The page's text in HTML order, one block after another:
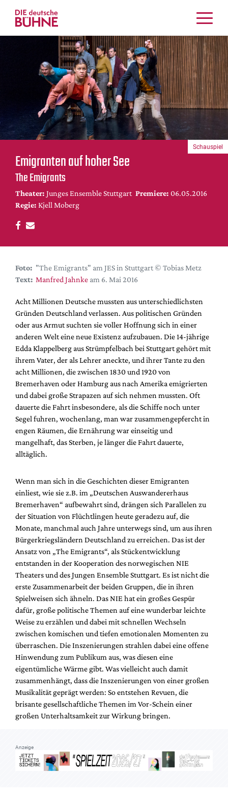
Schauspiel
Musiktheater
Crossover
Bühnenwelt
Festivals & Veranstaltungen
Menschen & Theater
Themen
Internationales
Nachrufe
DdB-map
Premierensuche
Festival-Planer
Hefte
Alle Hefte
Leseproben
Podcast
Service
Shop / Abo
Newsletter
Redaktion
Autor:innen
Partner
Suche
Emigranten auf hoher See
The Emigrants
Theater: Junges Ensemble Stuttgart Premiere: 06.05.2016
Regie: Kjell Moberg
Schauspiel
Foto: "The Emigrants" am JES in Stuttgart © Tobias Metz
Text: Manfred Jahnke am 6. Mai 2016
Acht Millionen Deutsche mussten aus unterschiedlichsten
Gründen Deutschland verlassen. Aus politischen Gründen
oder aus Armut suchten sie voller Hoffnung sich in einer
anderen Welt eine neue Existenz aufzubauen. Die 14-jährige
Edda Klappelberg aus Strümpfelbach bei Stuttgart gehört mit
ihrem Vater, der als Lehrer aneckte, und ihrer Tante zu den
acht Millionen, die zwischen 1830 und 1920 von
Bremerhaven oder Hamburg aus nach Amerika emigrierten
und dabei große Strapazen auf sich nehmen mussten. Oft
dauerte die Fahrt insbesondere, als die Schiffe noch unter
Segel fuhren, wochenlang, man war zusammengepfercht in
engen Räumen, die Ernährung war einseitig und
mangelhaft, das Sterben, je länger die Fahrt dauerte,
alltäglich.
Wenn man sich in die Geschichten dieser Emigranten
einliest, wie sie z.B. im „Deutschen Auswandererhaus
Bremerhaven“ aufbewahrt sind, drängen sich Parallelen zu
der Situation von Flüchtlingen heute geradezu auf, die
Monate, manchmal auch Jahre unterwegs sind, um aus ihren
Bürgerkriegsländern Deutschland zu erreichen. Das ist der
Ansatz von „The Emigrants“, als Stückentwicklung
entstanden in der Kooperation des norwegischen NIE
Theaters und des Jungen Ensemble Stuttgart. Es ist nicht die
erste Zusammenarbeit der beiden Gruppen, die in ihren
Spielweisen sich ähneln. Das NIE hat ein großes Gespür
dafür, große politische Themen auf eine wunderbar leichte
Weise zu erzählen und dabei mit schnellen Wechseln
zwischen komischen und tiefen emotionalen Momenten zu
überraschen. Die Inszenierungen strahlen dabei eine offene
Hinwendung zum Publikum aus, was diesen eine
eigentümliche Wärme gibt. Was vielleicht auch damit
zusammenhängt, dass die Inszenierungen von einer großen
Musikalität geprägt werden: So entstehen Revuen, die
brisante gesellschaftliche Themen im Vor-Schein einer
großen Unterhaltsamkeit zur Wirkung bringen.
Anzeige